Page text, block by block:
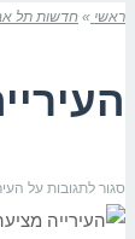
ראשי » חדשות תל
סגור לתגובות על